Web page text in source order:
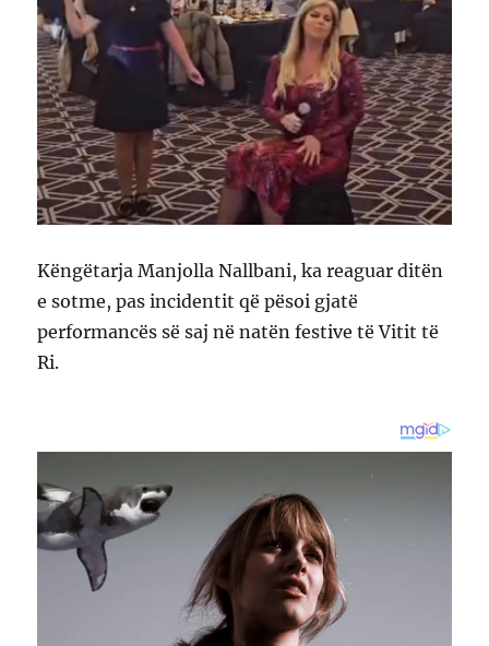
Këngëtarja Manjolla Nallbani, ka reaguar ditën
e sotme, pas incidentit që pësoi gjatë
performancës së saj në natën festive të Vitit të
Ri.